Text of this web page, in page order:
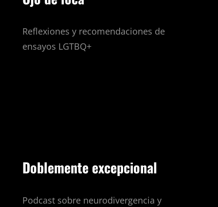
Reflexiones y recomendaciones de
ensayos LGTBQ+
Doblemente excepcional
Podcast sobre neurodivergencia y